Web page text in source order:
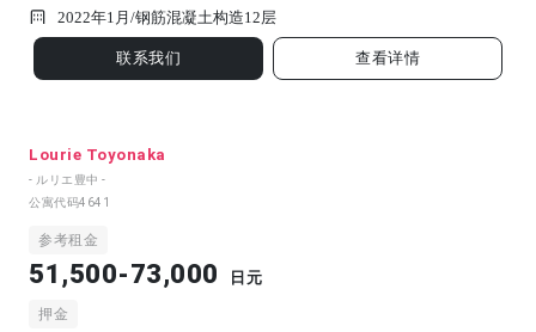
2022年1月/钢筋混凝土构造12 层
联系我们 查看详情
Lourie Toyonaka
- ルリエ豊中 -
公寓代码4641
参考租金
51,500-73,000 日元
押金